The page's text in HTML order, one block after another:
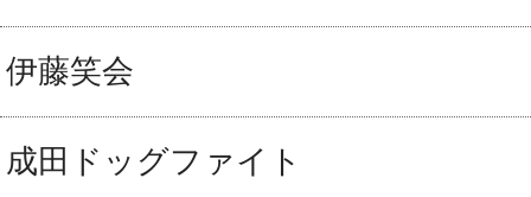
伊藤笑会
成田ドッグファイト